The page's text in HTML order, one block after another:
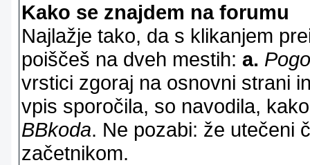
Kako se znajdem na forumu
Najlažje tako, da s klikanjem
poiščeš na dveh mestih: a.
vrstici zgoraj na osnovni strani
vpis sporočila, so navodila,
BBkoda. Ne pozabi: že utečeni
začetnikom.